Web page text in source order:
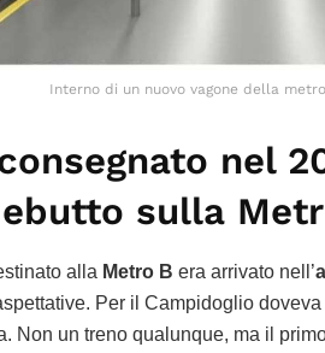
Interno di un nuovo vagone della
nel
sulla
alla Metro B era arrivato nell’
Per il Campidoglio
Non un treno qualunque, ma il